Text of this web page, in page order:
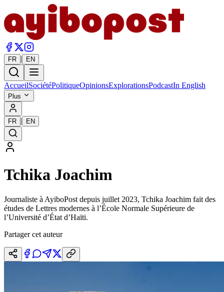
FR | EN
AccueilSociétéPolitiqueOpinionsExplorationsPodcastIn English
Plus
FR | EN
Tchika Joachim
Journaliste à AyiboPost depuis juillet 2023, Tchika Joachim fait des
études de Lettres modernes à l’École Normale Supérieure de
l’Université d’État d’Haïti.
Partager cet auteur